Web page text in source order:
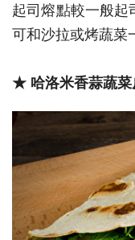
起司熔點較一般起
可和沙拉或烤蔬菜
★ 哈洛米香蒜蔬菜